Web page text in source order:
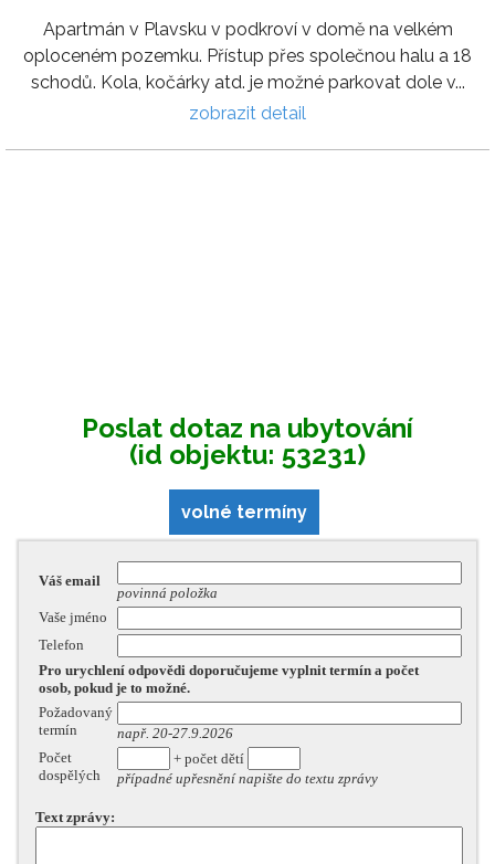
Apartmán v Plavsku v podkroví v domě na velkém
oploceném pozemku. Přístup přes společnou halu a 18
schodů. Kola, kočárky atd. je možné parkovat dole v...
zobrazit detail
Poslat dotaz na ubytování
(id objektu: 53231)
volné termíny